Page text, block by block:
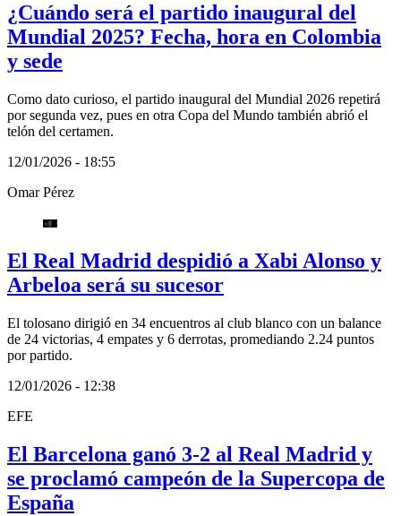
¿Cuándo será el partido inaugural del
Mundial 2025? Fecha, hora en Colombia
y sede
Como dato curioso, el partido inaugural del Mundial 2026 repetirá
por segunda vez, pues en otra Copa del Mundo también abrió el
telón del certamen.
12/01/2026 - 18:55
Omar Pérez
El Real Madrid despidió a Xabi Alonso y
Arbeloa será su sucesor
El tolosano dirigió en 34 encuentros al club blanco con un balance
de 24 victorias, 4 empates y 6 derrotas, promediando 2.24 puntos
por partido.
12/01/2026 - 12:38
EFE
El Barcelona ganó 3-2 al Real Madrid y
se proclamó campeón de la Supercopa de
España